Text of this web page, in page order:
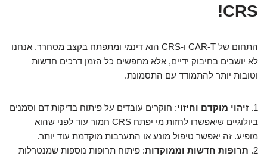
CRS!
התחום של CAR-T ו-CRS הוא דינמי ומתפתח בקצב מסחרר. אנחנו
לא יושבים בחיבוק ידיים, אלא מחפשים כל הזמן דרכים חדשות
וטובות יותר להתמודד עם התסמונת.
1. זיהוי מוקדם וחיזוי: חוקרים עובדים על פיתוח בדיקות דם וסמנים
ביולוגיים שיאפשרו לחזות מי יפתח CRS חמור עוד לפני שהוא
מופיע. זה יאפשר טיפול מונע או התערבות מוקדמת עוד יותר.
2. תרופות חדשות וממוקדות: פיתוח תרופות נוספות שמנטרלות